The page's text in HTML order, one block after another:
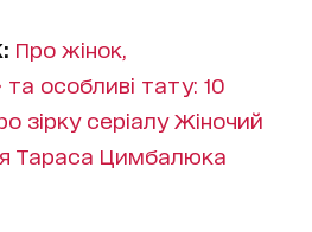
Про жінок,
та особливі тату: 10
зірку серіалу Жіночий
Тараса Цимбалюка